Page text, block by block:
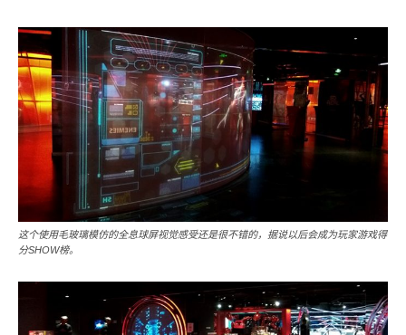
这个使用毛玻璃模仿的全息球屏视觉感受还是很不错的，据说以后会成为玩家游戏得
分SHOW榜。